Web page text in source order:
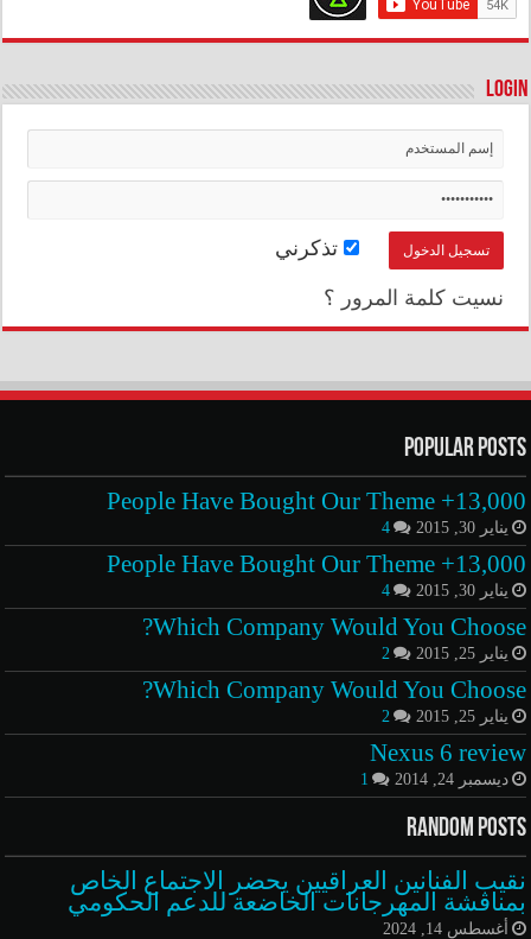
Login
تذكرني
نسيت كلمة المرور ؟
Popular Posts
13,000+ People Have Bought Our Theme
يناير 30, 2015 4
13,000+ People Have Bought Our Theme
يناير 30, 2015 4
Which Company Would You Choose?
يناير 25, 2015 2
Which Company Would You Choose?
يناير 25, 2015 2
Nexus 6 review
ديسمبر 24, 2014 1
Random Posts
نقيب الفنانين العراقيين يحضر الاجتماع الخاص
بمناقشة المهرجانات الخاضعة للدعم الحكومي
أغسطس 14, 2024